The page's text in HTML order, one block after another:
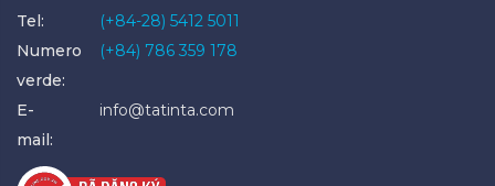
Tel:
(+84-28) 5412 5011
Numero
verde:
(+84) 786 359 178
E-
mail:
info@tatinta.com